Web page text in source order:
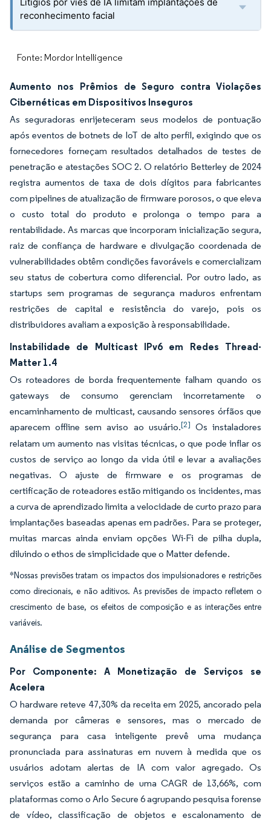
reconhecimento facial
Fonte: Mordor Intelligence
Aumento nos Prêmios de Seguro contra Violações
Cibernéticas em Dispositivos Inseguros
As seguradoras enrijeteceram seus modelos de pontuação
após eventos de botnets de IoT de alto perfil, exigindo que os
fornecedores forneçam resultados detalhados de testes de
penetração e atestações SOC 2. O relatório Betterley de 2024
registra aumentos de taxa de dois dígitos para fabricantes
com pipelines de atualização de firmware porosos, o que eleva
o custo total do produto e prolonga o tempo para a
rentabilidade. As marcas que incorporam inicialização segura,
raiz de confiança de hardware e divulgação coordenada de
vulnerabilidades obtêm condições favoráveis e comercializam
seu status de cobertura como diferencial. Por outro lado, as
startups sem programas de segurança maduros enfrentam
restrições de capital e resistência do varejo, pois os
distribuidores avaliam a exposição à responsabilidade.
Instabilidade de Multicast IPv6 em Redes Thread-
Matter 1.4
Os roteadores de borda frequentemente falham quando os
gateways de consumo gerenciam incorretamente o
encaminhamento de multicast, causando sensores órfãos que
aparecem offline sem aviso ao usuário.[2] Os instaladores
relatam um aumento nas visitas técnicas, o que pode inflar os
custos de serviço ao longo da vida útil e levar a avaliações
negativas. O ajuste de firmware e os programas de
certificação de roteadores estão mitigando os incidentes, mas
a curva de aprendizado limita a velocidade de curto prazo para
implantações baseadas apenas em padrões. Para se proteger,
muitas marcas ainda enviam opções Wi-Fi de pilha dupla,
diluindo o ethos de simplicidade que o Matter defende.
*Nossas previsões tratam os impactos dos impulsionadores e restrições
como direcionais, e não aditivos. As previsões de impacto refletem o
crescimento de base, os efeitos de composição e as interações entre
variáveis.
Análise de Segmentos
Por Componente: A Monetização de Serviços se
Acelera
O hardware reteve 47,30% da receita em 2025, ancorado pela
demanda por câmeras e sensores, mas o mercado de
segurança para casa inteligente prevê uma mudança
pronunciada para assinaturas em nuvem à medida que os
usuários adotam alertas de IA com valor agregado. Os
serviços estão a caminho de uma CAGR de 13,66%, com
plataformas como o Arlo Secure 6 agrupando pesquisa forense
de vídeo, classificação de objetos e escalonamento de